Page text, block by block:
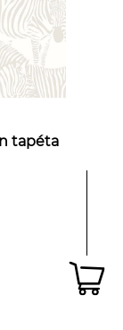
tapéta